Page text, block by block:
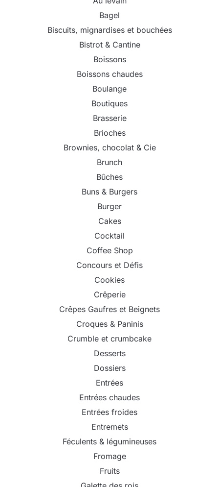
Bagel
Biscuits, mignardises et bouchées
Bistrot & Cantine
Boissons
Boissons chaudes
Boulange
Boutiques
Brasserie
Brioches
Brownies, chocolat & Cie
Brunch
Bûches
Buns & Burgers
Burger
Cakes
Cocktail
Coffee Shop
Concours et Défis
Cookies
Crêperie
Crêpes Gaufres et Beignets
Croques & Paninis
Crumble et crumbcake
Desserts
Dossiers
Entrées
Entrées chaudes
Entrées froides
Entremets
Féculents & légumineuses
Fromage
Fruits